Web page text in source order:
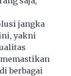
jangka
yakni
berbagai